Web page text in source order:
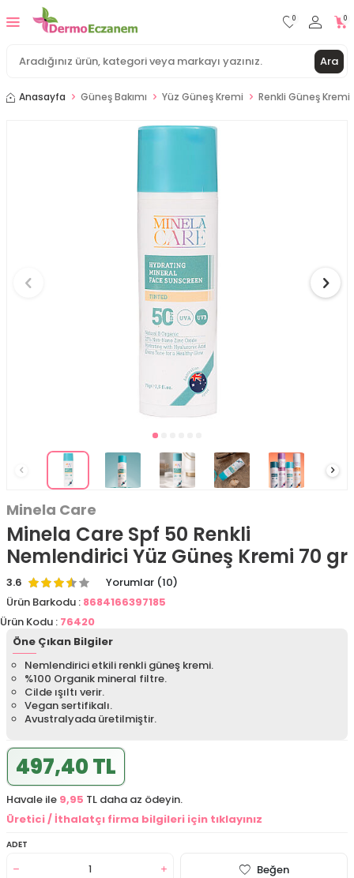
Ara
0 0
Anasayfa Güneş Bakımı Yüz Güneş Kremi Renkli Güneş Kremi
Minela Care
​Minela Care Spf 50 Renkli
Nemlendirici Yüz Güneş Kremi 70 gr
3.6
Yorumlar (10)
Ürün Barkodu : 8684166397185
Ürün Kodu : 76420
Öne Çıkan Bilgiler
Nemlendirici etkili renkli güneş kremi.
%100 Organik mineral filtre.
Cilde ışıltı verir.
Vegan sertifikalı.
Avustralyada üretilmiştir.
497,40 TL
Havale ile 9,95 TL daha az ödeyin.
Üretici / İthalatçı firma bilgileri için tıklayınız
ADET
Beğen